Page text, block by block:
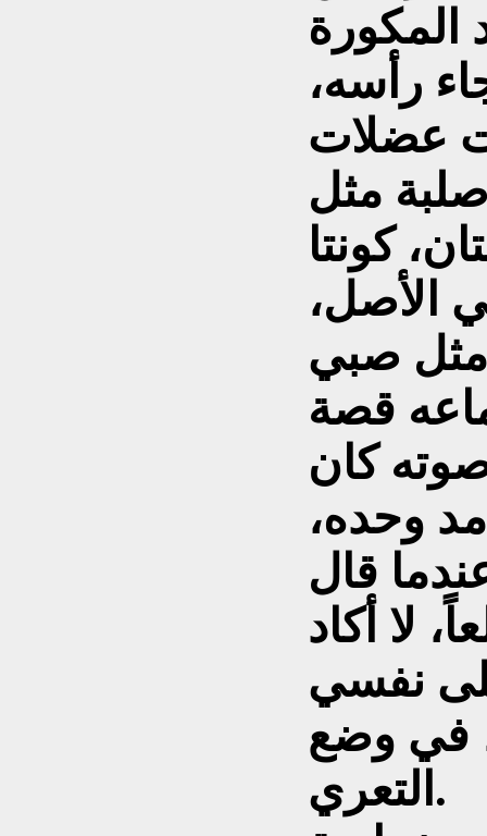
رأسه،
عضلات
مثل
كونتا
الأصل،
مثل صبي
قصة
كان
وحده،
لا أكاد
في وضع
التعري.